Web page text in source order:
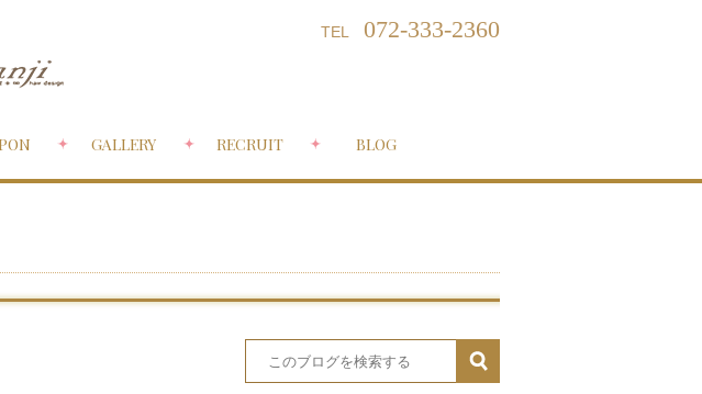
TEL 072-333-2360
GALLERY RECRUIT BLOG